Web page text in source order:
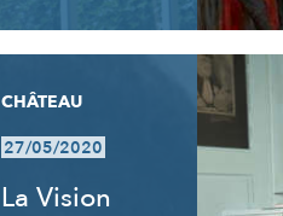
CHÂTEAU
27/05/2020
La Vision